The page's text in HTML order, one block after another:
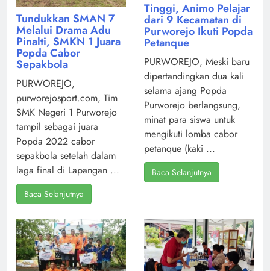
Tundukkan SMAN 7
Melalui Drama Adu
Pinalti, SMKN 1 Juara
Popda Cabor
Sepakbola
PURWOREJO,
purworejosport.com, Tim
SMK Negeri 1 Purworejo
tampil sebagai juara
Popda 2022 cabor
sepakbola setelah dalam
laga final di Lapangan ...
Baca Selanjutnya
Tinggi, Animo Pelajar
dari 9 Kecamatan di
Purworejo Ikuti Popda
Petanque
PURWOREJO, Meski baru
dipertandingkan dua kali
selama ajang Popda
Purworejo berlangsung,
minat para siswa untuk
mengikuti lomba cabor
petanque (kaki ...
Baca Selanjutnya